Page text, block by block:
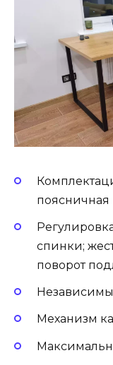
спинки;
поворот
Механизм